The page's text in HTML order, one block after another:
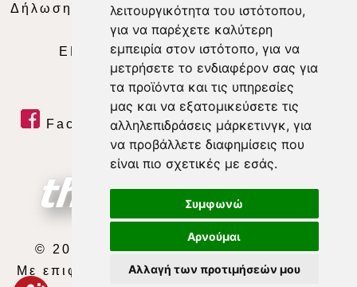
λειτουργικότητα του ιστότοπου,
για να παρέχετε καλύτερη
εμπειρία στον ιστότοπο, για να
μετρήσετε το ενδιαφέρον σας για
τα προϊόντα και τις υπηρεσίες
μας και να εξατομικεύσετε τις
αλληλεπιδράσεις μάρκετινγκ, για
να προβάλλετε διαφημίσεις που
είναι πιο σχετικές με εσάς.
Συμφωνώ
Αρνούμαι
Αλλαγή των προτιμήσεών μου
Δήλωση συμμόρφωσης με τη σύσταση (ΕΕ)
2018/334|Ταυτότητα
ΕΝΗΜΕΡΩΣΗ |WEB TV| LIVE
Facebook| Twitter | Youtube
RSS Feed
© 2026 ΘΕΣΣΑΛΙΑ ΤΗΛΕΟΡΑΣΗ Α.Ε.
Με επιφύλαξη κάθε νόμιμου δικαιώματος.